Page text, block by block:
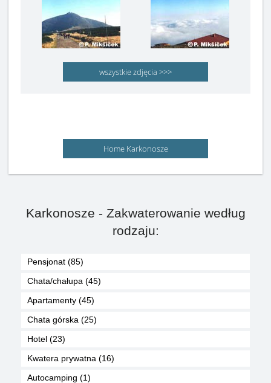
wszystkie zdjęcia >>>
Home Karkonosze
Karkonosze - Zakwaterowanie według
rodzaju:
Pensjonat (85)
Chata/chałupa (45)
Apartamenty (45)
Chata górska (25)
Hotel (23)
Kwatera prywatna (16)
Autocamping (1)